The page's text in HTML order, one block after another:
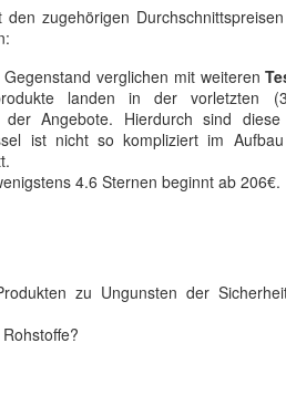
zugehörigen
verglichen mit weiteren
landen in der vorletzten
Angebote. Hierdurch sind diese
ist nicht so kompliziert im
4.6 Sternen beginnt ab 206€.
zu Ungunsten der